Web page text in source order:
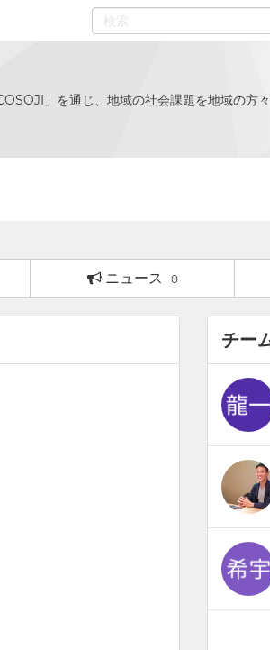
0
」を通じ、地域の社会課題を地域の方
ニュース 0
チー